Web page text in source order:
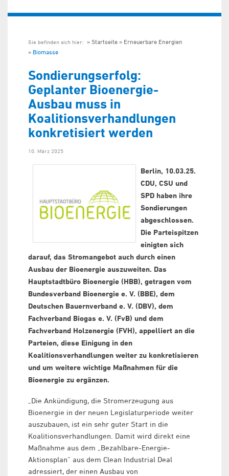
Sie befinden sich hier: Startseite
Erneuerbare Energien
Biomasse
Sondierungserfolg:
Geplanter Bioenergie-
Ausbau muss in
Koalitionsverhandlungen
konkretisiert werden
10. März 2025
Berlin, 10.03.25.
CDU, CSU und
SPD haben ihre
Sondierungen
abgeschlossen.
Die Parteispitzen
einigten sich
darauf, das Stromangebot auch durch einen
Ausbau der Bioenergie auszuweiten. Das
Hauptstadtbüro Bioenergie (HBB), getragen vom
Bundesverband Bioenergie e. V. (BBE), dem
Deutschen Bauernverband e. V. (DBV), dem
Fachverband Biogas e. V. (FvB) und dem
Fachverband Holzenergie (FVH), appelliert an die
Parteien, diese Einigung in den
Koalitionsverhandlungen weiter zu konkretisieren
und um weitere wichtige Maßnahmen für die
Bioenergie zu ergänzen.
„Die Ankündigung, die Stromerzeugung aus
Bioenergie in der neuen Legislaturperiode weiter
auszubauen, ist ein sehr guter Start in die
Koalitionsverhandlungen. Damit wird direkt eine
Maßnahme aus dem „Bezahlbare-Energie-
Aktionsplan“ aus dem Clean Industrial Deal
adressiert, der einen Ausbau von